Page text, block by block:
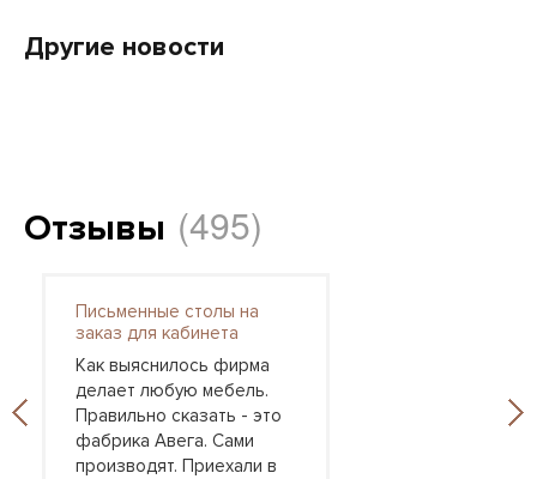
Другие новости
Отзывы (495)
Письменные столы на
заказ для кабинета
Как выяснилось фирма
делает любую мебель.
Правильно сказать - это
фабрика Авега. Сами
производят. Приехали в